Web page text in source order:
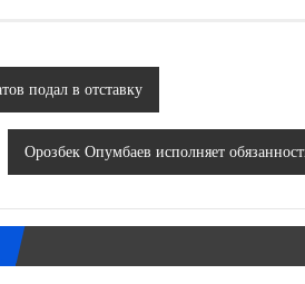
подал в отставку
Орозбек Опумбаев исполняет